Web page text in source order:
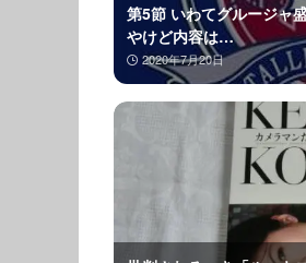
第5節 いわてグルージャ
やけど内容は…
2020年7月20日